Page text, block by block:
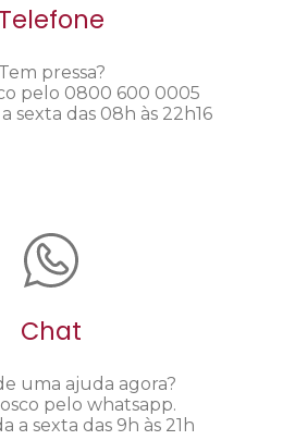
Telefone
Tem pressa?
pelo 0800 600 0005
sexta das 08h às 22h16
Chat
uma ajuda agora?
pelo whatsapp.
a sexta das 9h às 21h